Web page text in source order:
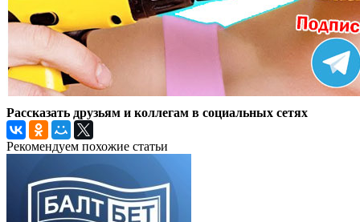
Рассказать друзьям и коллегам в социальных сетях
Рекомендуем похожие статьи